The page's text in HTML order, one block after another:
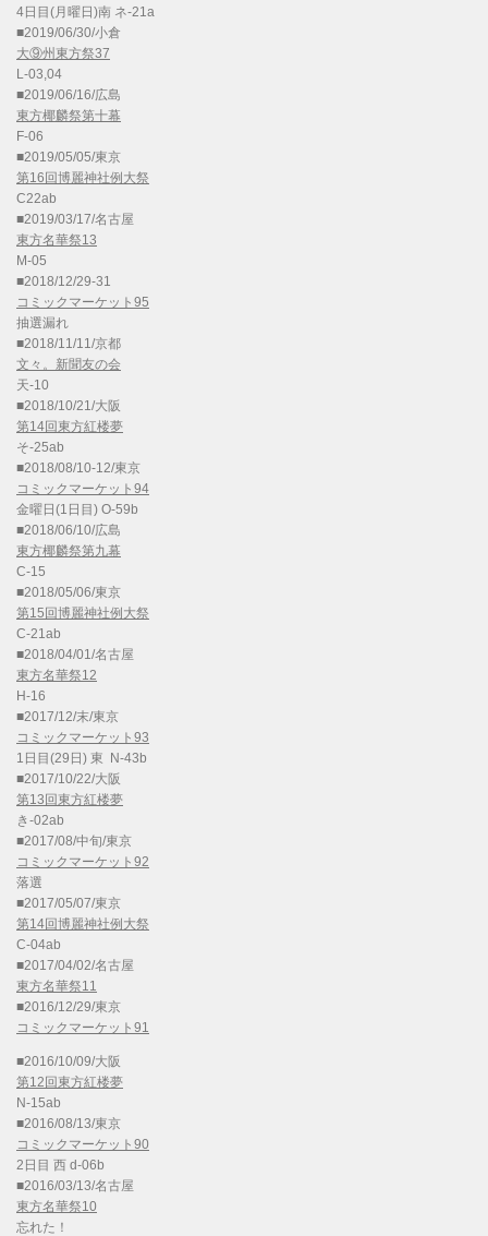
4日目(月曜日)南 ネ-21a
■2019/06/30/小倉
大⑨州東方祭37
L-03,04
■2019/06/16/広島
東方椰麟祭第十幕
F-06
■2019/05/05/東京
第16回博麗神社例大祭
C22ab
■2019/03/17/名古屋
東方名華祭13
M-05
■2018/12/29-31
コミックマーケット95
抽選漏れ
■2018/11/11/京都
文々。新聞友の会
天-10
■2018/10/21/大阪
第14回東方紅楼夢
そ-25ab
■2018/08/10-12/東京
コミックマーケット94
金曜日(1日目) O-59b
■2018/06/10/広島
東方椰麟祭第九幕
C-15
■2018/05/06/東京
第15回博麗神社例大祭
C-21ab
■2018/04/01/名古屋
東方名華祭12
H-16
■2017/12/末/東京
コミックマーケット93
1日目(29日) 東 N-43b
■2017/10/22/大阪
第13回東方紅楼夢
き-02ab
■2017/08/中旬/東京
コミックマーケット92
落選
■2017/05/07/東京
第14回博麗神社例大祭
C-04ab
■2017/04/02/名古屋
東方名華祭11
■2016/12/29/東京
コミックマーケット91
■2016/10/09/大阪
第12回東方紅楼夢
N-15ab
■2016/08/13/東京
コミックマーケット90
2日目 西 d-06b
■2016/03/13/名古屋
東方名華祭10
忘れた！